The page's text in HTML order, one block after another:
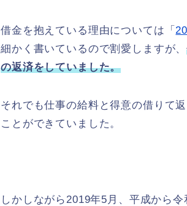
借金を抱えている理由については「
細かく書いているので割愛しますが、
の返済をしていました。
それでも仕事の給料と得意の借りて
ことができていました。
しかしながら2019年5月、平成から